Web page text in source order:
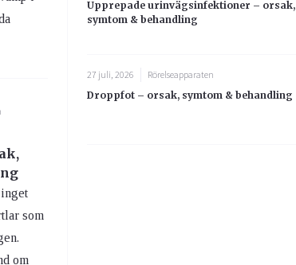
som
om
Upprepade urinvägsinfektioner – orsak,
symtom & behandling
27 juli, 2026
Rörelseapparaten
Droppfot – orsak, symtom & behandling